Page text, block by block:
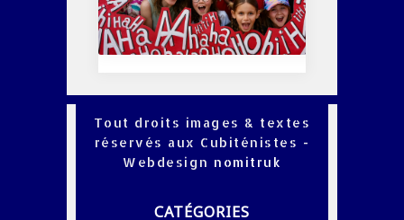
Tout droits images & textes
réservés aux Cubiténistes -
Webdesign nomitruk
CATÉGORIES